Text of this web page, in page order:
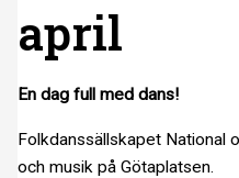
april
En dag full med dans!
Folkdanssällskapet National
och musik på Götaplatsen.